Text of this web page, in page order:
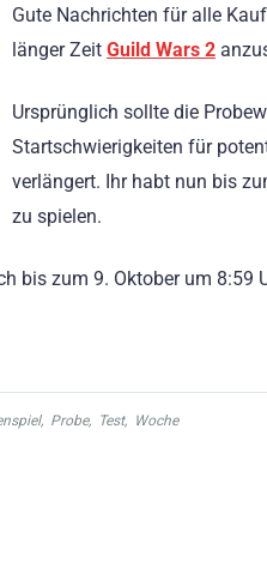
Gute Nachrichten für alle
länger Zeit Guild Wars 2
Ursprünglich sollte die
Startschwierigkeiten für
verlängert. Ihr habt nun bis
zu spielen.
bis zum 9. Oktober um 8:59
, Probe, Test, Woche